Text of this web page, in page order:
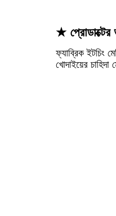
★ প্রোডাক্টের
ফ্যাব্রিক ইটচিং
খোদাইয়ের চাহিদা